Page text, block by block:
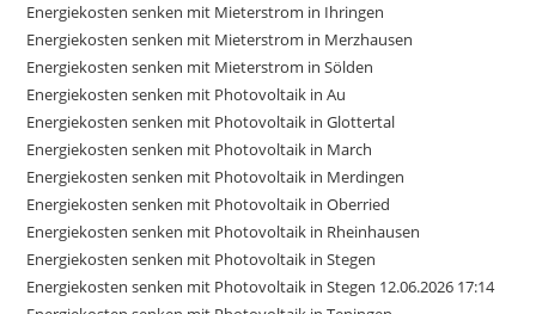
Energiekosten senken mit Mieterstrom in Ihringen
Energiekosten senken mit Mieterstrom in Merzhausen
Energiekosten senken mit Mieterstrom in Sölden
Energiekosten senken mit Photovoltaik in Au
Energiekosten senken mit Photovoltaik in Glottertal
Energiekosten senken mit Photovoltaik in March
Energiekosten senken mit Photovoltaik in Merdingen
Energiekosten senken mit Photovoltaik in Oberried
Energiekosten senken mit Photovoltaik in Rheinhausen
Energiekosten senken mit Photovoltaik in Stegen
Energiekosten senken mit Photovoltaik in Stegen 12.06.2026 17:14